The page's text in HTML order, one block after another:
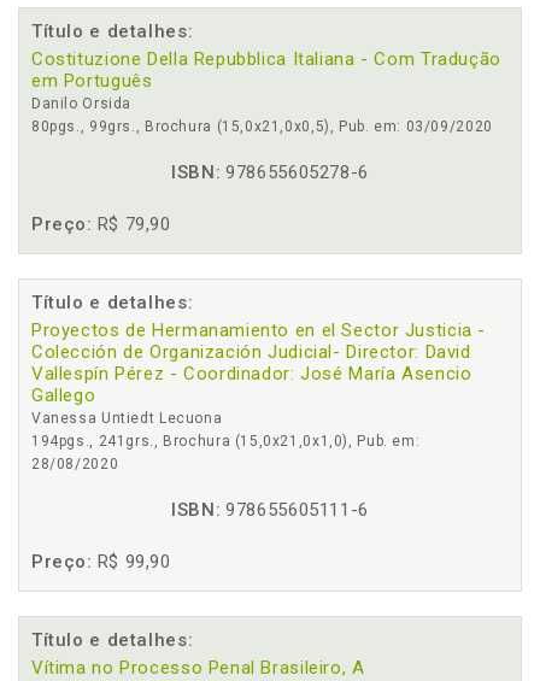
Título e detalhes:
Costituzione Della Repubblica Italiana - Com Tradução
em Português
Danilo Orsida
80pgs., 99grs., Brochura (15,0x21,0x0,5), Pub. em: 03/09/2020
ISBN: 978655605278-6
Preço: R$ 79,90
Título e detalhes:
Proyectos de Hermanamiento en el Sector Justicia -
Colección de Organización Judicial- Director: David
Vallespín Pérez - Coordinador: José María Asencio
Gallego
Vanessa Untiedt Lecuona
194pgs., 241grs., Brochura (15,0x21,0x1,0), Pub. em:
28/08/2020
ISBN: 978655605111-6
Preço: R$ 99,90
Título e detalhes:
Vítima no Processo Penal Brasileiro, A